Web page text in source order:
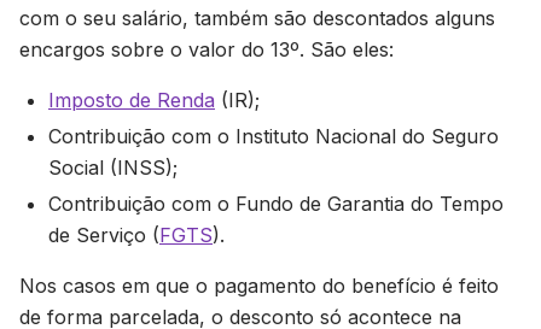
com o seu salário, também são descontados alguns
encargos sobre o valor do 13º. São eles:
Imposto de Renda (IR);
Contribuição com o Instituto Nacional do Seguro
Social (INSS);
Contribuição com o Fundo de Garantia do Tempo
de Serviço (FGTS).
Nos casos em que o pagamento do benefício é feito
de forma parcelada, o desconto só acontece na